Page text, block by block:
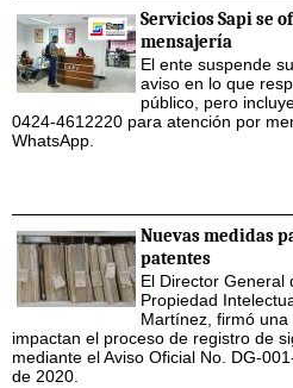
Servicios Sapi se
mensajería
El ente suspende
aviso en lo que
público, pero
0424-4612220 para atención por
WhatsApp.
Nuevas medidas
patentes
El Director General
Propiedad
Martínez, firmó
impactan el proceso de registro de
mediante el Aviso Oficial No. DG-
de 2020.